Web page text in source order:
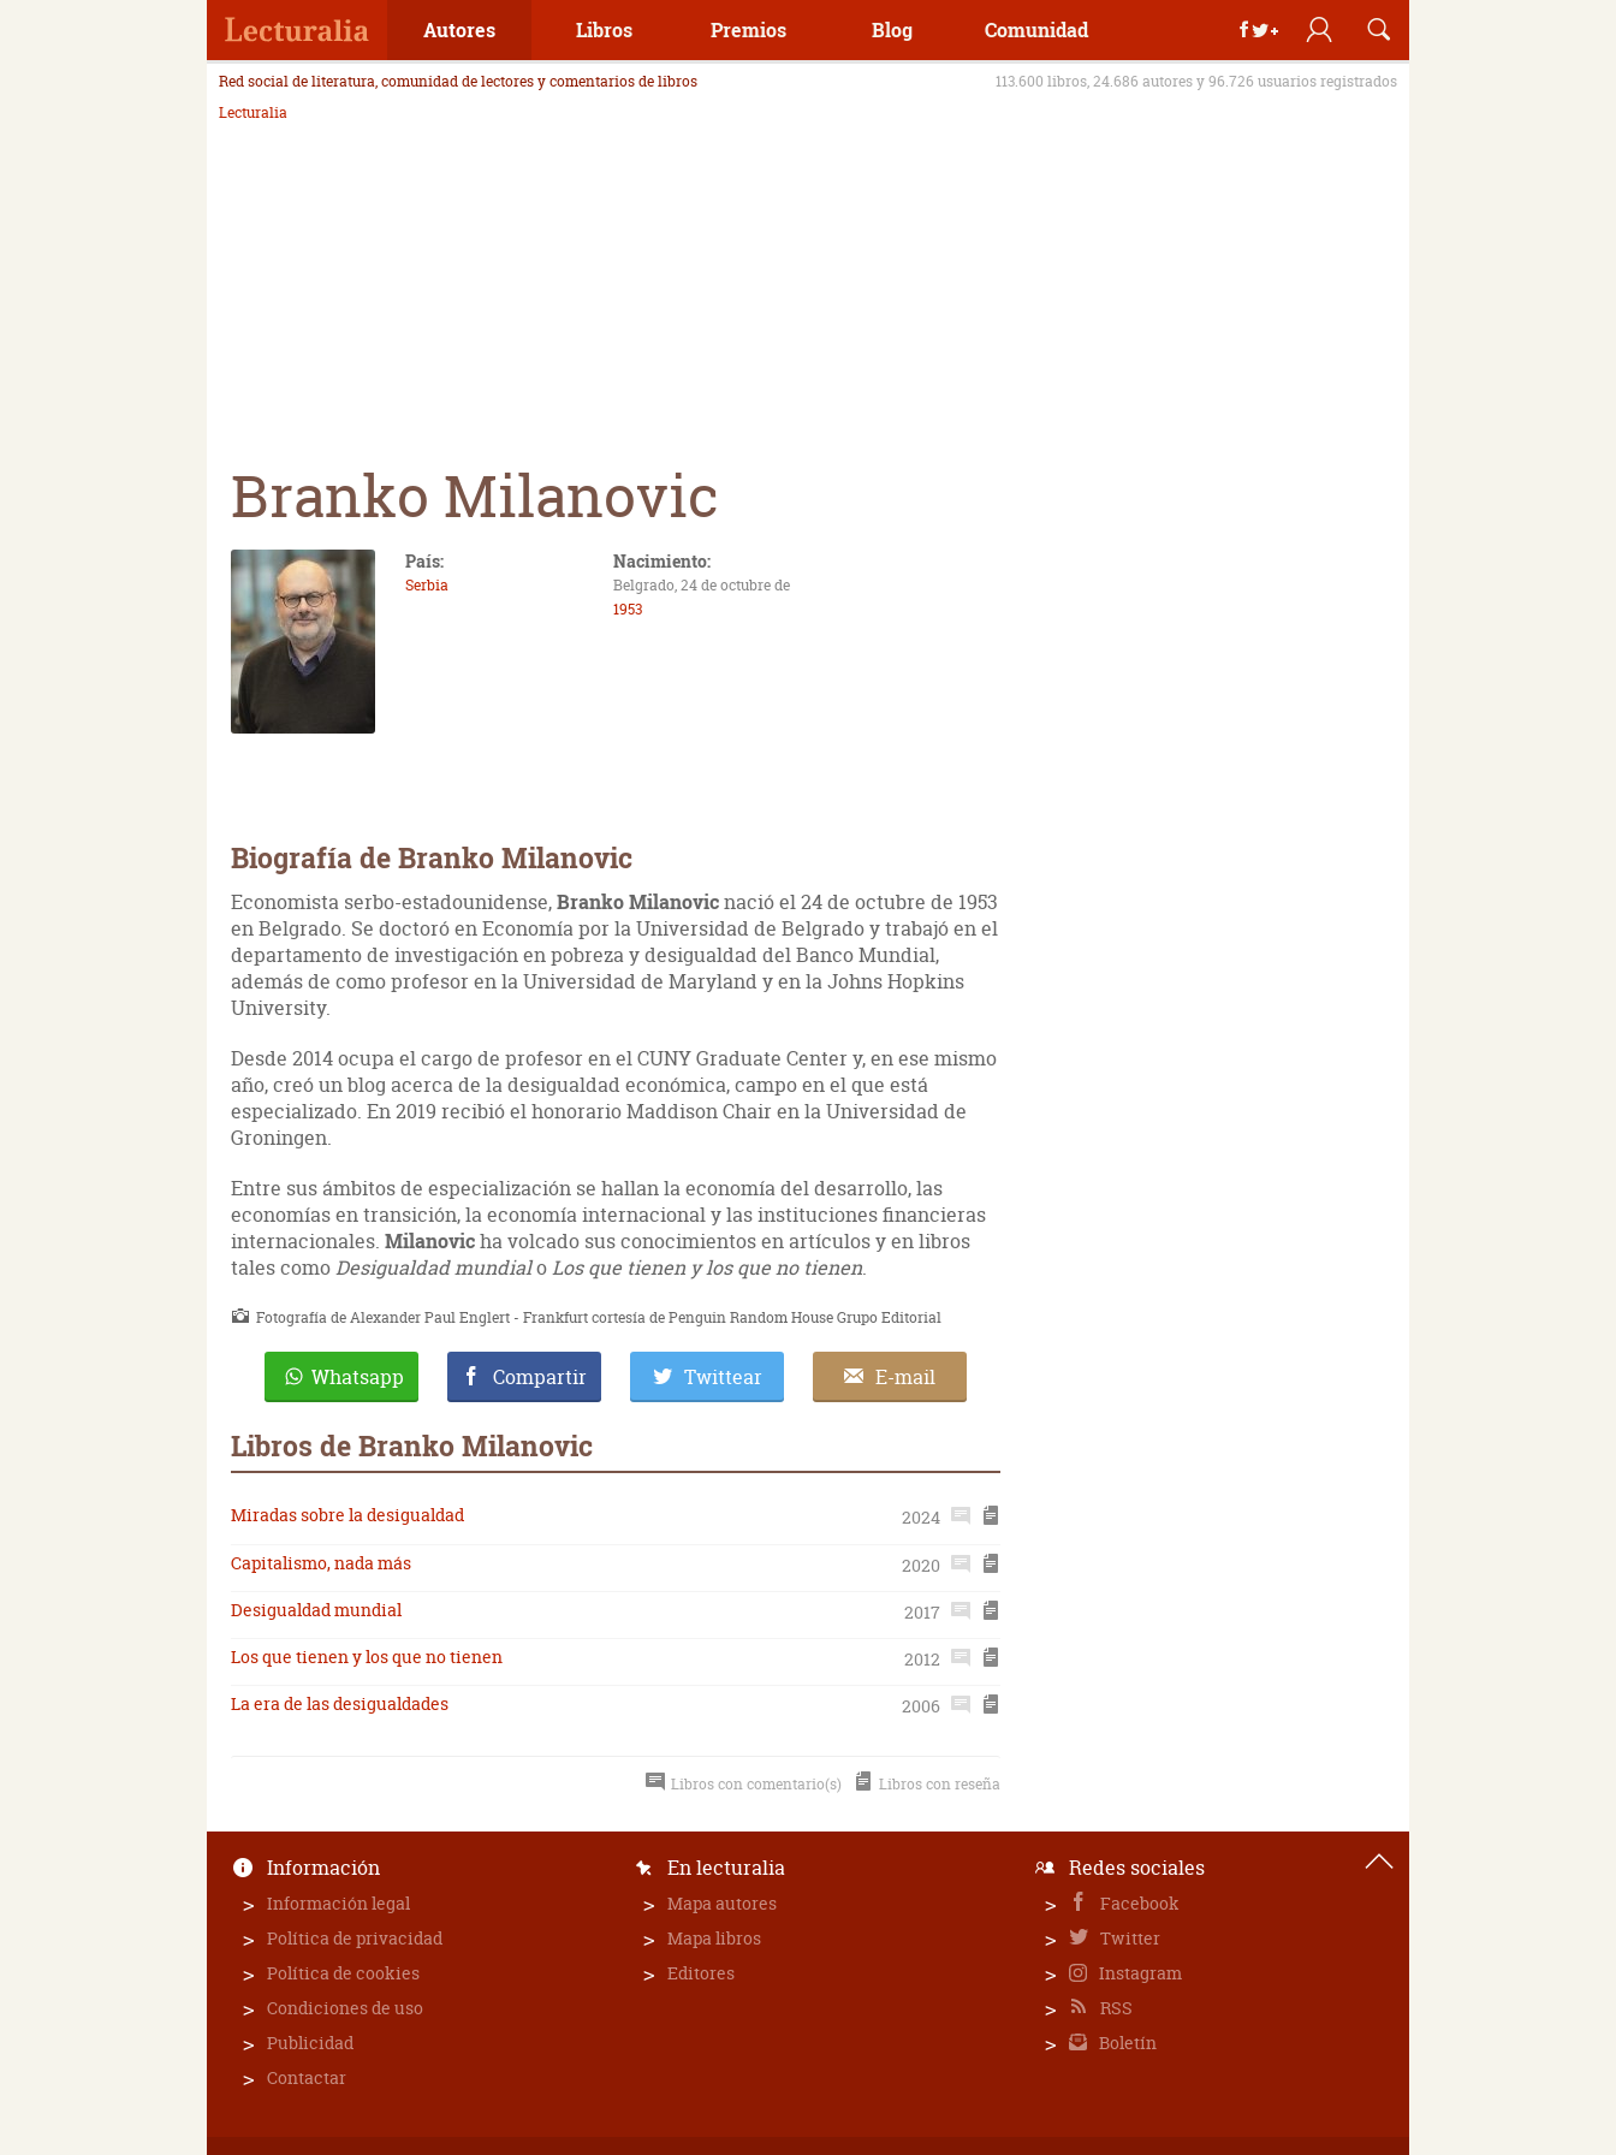
Autores Libros Premios Blog Comunidad
Red social de literatura, comunidad de lectores y comentarios de libros
113.600 libros, 24.686 autores y 96.726 usuarios registrados
Lecturalia
Branko Milanovic
País:
Serbia
Nacimiento:
Belgrado, 24 de octubre de
1953
Biografía de Branko Milanovic
Economista serbo-estadounidense,Branko Milanovicnació el 24 de octubre de 1953
en Belgrado. Se doctoró en Economía por la Universidad de Belgrado y trabajó en el
departamento de investigación en pobreza y desigualdad del Banco Mundial,
además de como profesor en la Universidad de Maryland y en la Johns Hopkins
University.
Desde 2014 ocupa el cargo de profesor en el CUNY Graduate Center y, en ese mismo
año, creó un blog acerca de la desigualdad económica, campo en el que está
especializado. En 2019 recibió el honorario Maddison Chair en la Universidad de
Groningen.
Entre sus ámbitos de especialización se hallan la economía del desarrollo, las
economías en transición, la economía internacional y las instituciones financieras
internacionales. Milanovicha volcado sus conocimientos en artículos y en libros
tales comoDesigualdad mundialoLos que tienen y los que no tienen.
Fotografía de Alexander Paul Englert - Frankfurt cortesía de Penguin Random House Grupo Editorial
Whatsapp Compartir Twittear E-mail
Libros de Branko Milanovic
Miradas sobre la desigualdad
2024
Capitalismo, nada más
2020
Desigualdad mundial
2017
Los que tienen y los que no tienen
2012
La era de las desigualdades
2006
Libros con comentario(s) Libros con reseña
Información
Información legal
Política de privacidad
Política de cookies
Condiciones de uso
Publicidad
Contactar
En lecturalia
Mapa autores
Mapa libros
Editores
Redes sociales
Facebook
Twitter
Instagram
RSS
Boletín